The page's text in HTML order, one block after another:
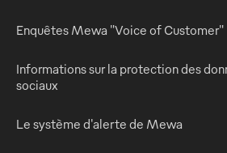
Enquêtes Mewa "Voice of Customer"
Informations sur la protection des
sociaux
Le système d'alerte de Mewa